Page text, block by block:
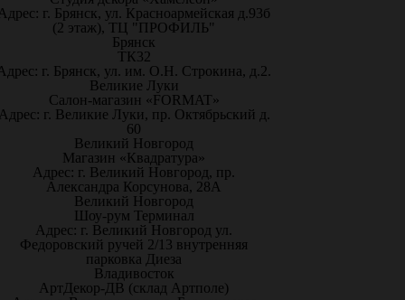
г. Брянск, ул. Красноармейская д.93б
(2 этаж), ТЦ "ПРОФИЛЬ"
Брянск
ТК32
г. Брянск, ул. им. О.Н. Строкина, д.2.
Великие Луки
Салон-магазин «FORMAT»
г. Великие Луки, пр. Октябрьский д.
60
Великий Новгород
Магазин «Квадратура»
Адрес: г. Великий Новгород, пр.
Александра Корсунова, 28А
Великий Новгород
Шоу-рум Терминал
Адрес: г. Великий Новгород ул.
Федоровский ручей 2/13 внутренняя
парковка Диеза
Владивосток
АртДекор-ДВ (склад Артполе)